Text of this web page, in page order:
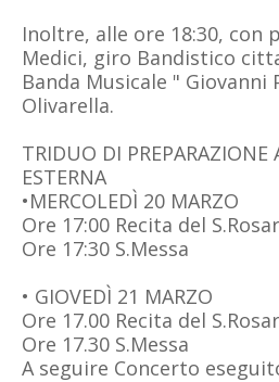
Inoltre, alle ore 18:30, con
Medici, giro Bandistico
Banda Musicale " Giovanni
Olivarella.
TRIDUO DI PREPARAZIONE
ESTERNA
•MERCOLEDÌ 20 MARZO
Ore 17:00 Recita del
Ore 17:30 S.Messa
• GIOVEDÌ 21 MARZO
Ore 17.00 Recita del
Ore 17.30 S.Messa
A seguire Concerto